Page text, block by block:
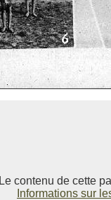
Le contenu de cette
Informations sur